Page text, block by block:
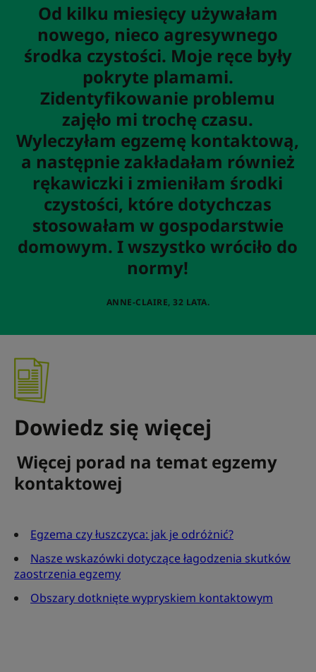
Od kilku miesięcy używałam
nowego, nieco agresywnego
środka czystości. Moje ręce były
pokryte plamami.
Zidentyfikowanie problemu
zajęło mi trochę czasu.
Wyleczyłam egzemę kontaktową,
a następnie zakładałam również
rękawiczki i zmieniłam środki
czystości, które dotychczas
stosowałam w gospodarstwie
domowym. I wszystko wróciło do
normy!
ANNE-CLAIRE, 32 LATA.
Dowiedz się więcej
Więcej porad na temat egzemy
kontaktowej
Egzema czy łuszczyca: jak je odróżnić?
Nasze wskazówki dotyczące łagodzenia skutków
zaostrzenia egzemy
Obszary dotknięte wypryskiem kontaktowym